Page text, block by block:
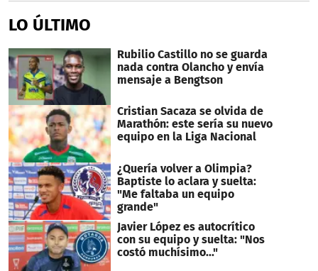
LO ÚLTIMO
Rubilio Castillo no se guarda
nada contra Olancho y envía
mensaje a Bengtson
Cristian Sacaza se olvida de
Marathón: este sería su nuevo
equipo en la Liga Nacional
¿Quería volver a Olimpia?
Baptiste lo aclara y suelta:
"Me faltaba un equipo
grande"
Javier López es autocrítico
con su equipo y suelta: "Nos
costó muchísimo..."